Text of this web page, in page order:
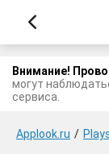
Внимание!
могут
сервиса.
Applook.ru /